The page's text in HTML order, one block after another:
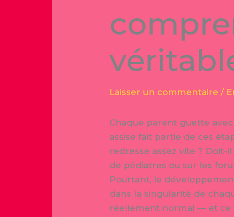
Laisser un commentaire /
Chaque parent guette
assise fait partie de ces
redresse assez vite ? Doit-
de pédiatres ou sur les
Pourtant, le
dans la singularité de
réellement normal — et ce